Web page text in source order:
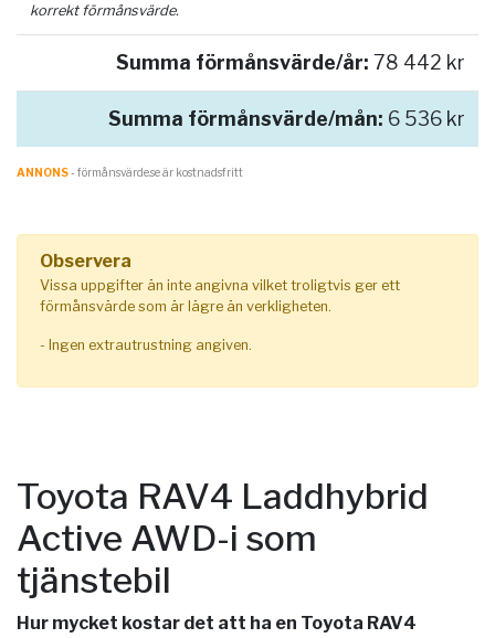
korrekt förmånsvärde.
Summa förmånsvärde/år: 78 442 kr
Summa förmånsvärde/mån: 6 536 kr
ANNONS- förmånsvärde.se är kostnadsfritt
Observera
Vissa uppgifter än inte angivna vilket troligtvis ger ett
förmånsvärde som är lägre än verkligheten.
- Ingen extrautrustning angiven.
Toyota RAV4 Laddhybrid
Active AWD-i som
tjänstebil
Hur mycket kostar det att ha en Toyota RAV4